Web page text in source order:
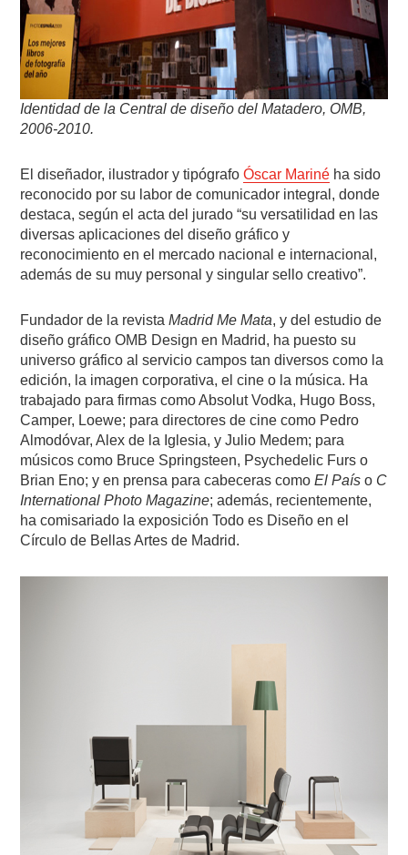
Identidad de la Central de diseño del Matadero, OMB,
2006-2010.
El diseñador, ilustrador y tipógrafoÓscar Mariné ha sido
reconocido por su labor de comunicador integral, donde
destaca, según el acta del jurado “su versatilidad en las
diversas aplicaciones del diseño gráfico y
reconocimiento en el mercado nacional e internacional,
además de su muy personal y singular sello creativo”.
Fundador de la revistaMadrid Me Mata, y del estudio de
diseño gráfico OMB Design en Madrid, ha puesto su
universo gráfico al servicio campos tan diversos como la
edición, la imagen corporativa, el cine o la música. Ha
trabajado para firmas como Absolut Vodka, Hugo Boss,
Camper, Loewe; para directores de cine como Pedro
Almodóvar, Alex de la Iglesia, y Julio Medem; para
músicos como Bruce Springsteen, Psychedelic Furs o
Brian Eno; y en prensa para cabeceras comoEl País o C
International Photo Magazine; además, recientemente,
ha comisariado la exposición Todo es Diseño en el
Círculo de Bellas Artes de Madrid.